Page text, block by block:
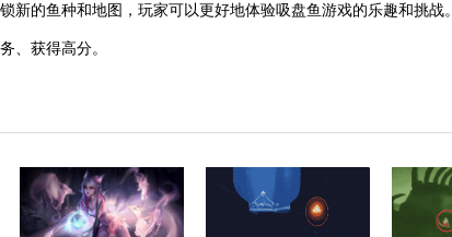
的鱼种和地图，玩家可以更好地体验吸盘鱼游戏的乐趣和挑战。
、获得高分。